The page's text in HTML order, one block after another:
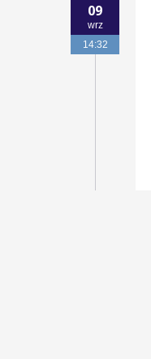
09
wrz
14:32